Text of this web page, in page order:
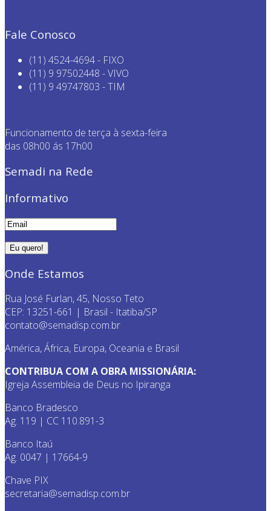
Fale Conosco
(11) 4524-4694 - FIXO
(11) 9 97502448 - VIVO
(11) 9 49747803 - TIM
Funcionamento de terça à sexta-feira
das 08h00 ás 17h00
Semadi na Rede
Informativo
Onde Estamos
Rua José Furlan, 45, Nosso Teto
CEP: 13251-661 | Brasil - Itatiba/SP
contato@semadisp.com.br
América, África, Europa, Oceania e Brasil
CONTRIBUA COM A OBRA MISSIONÁRIA:
Igreja Assembleia de Deus no Ipiranga
Banco Bradesco
Ag. 119 | CC 110.891-3
Banco Itaú
Ag. 0047 | 17664-9
Chave PIX
secretaria@semadisp.com.br